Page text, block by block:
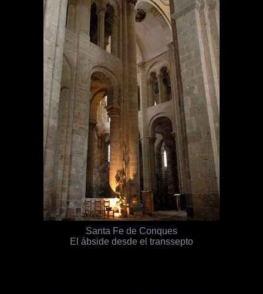
Santa Fe de Conques
El ábside desde el transsepto